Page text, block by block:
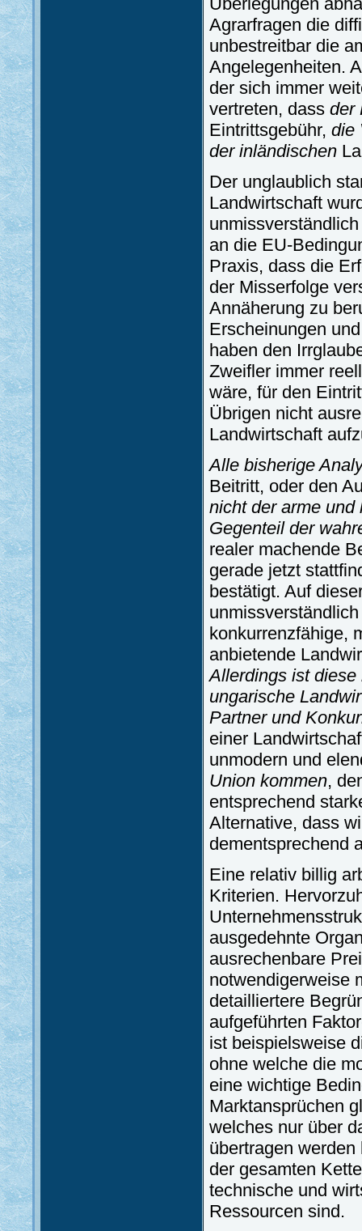
Agrarfragen die
unbestreitbar die
Angelegenheiten.
der sich immer
vertreten, dass der
Eintrittsgebühr, die
der inländischen
Der unglaublich
Landwirtschaft
an die EU-
Praxis, dass die
der Misserfolge
Annäherung zu
Erscheinungen
haben den
Zweifler immer
wäre, für den
Übrigen nicht
Landwirtschaft
Alle bisherige
Beitritt, oder den
nicht der arme und
Gegenteil der
realer machende
gerade jetzt
bestätigt. Auf
konkurrenzfähige,
anbietende
Allerdings ist
ungarische
Partner und
einer
unmodern und
Union kommen,
entsprechend
Alternative, dass
dementsprechend
Eine relativ billig
Kriterien.
ausgedehnte
ausrechenbare
notwendigerweise
detailliertere
aufgeführten
ist beispielsweise
ohne welche die
eine wichtige
Marktansprüchen
welches nur über
übertragen
der gesamten
technische und
Ressourcen sind.